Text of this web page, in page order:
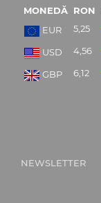
MONEDĂ RON
EUR
5,25
USD 4,56
GBP 6,12
NEWSLETTER